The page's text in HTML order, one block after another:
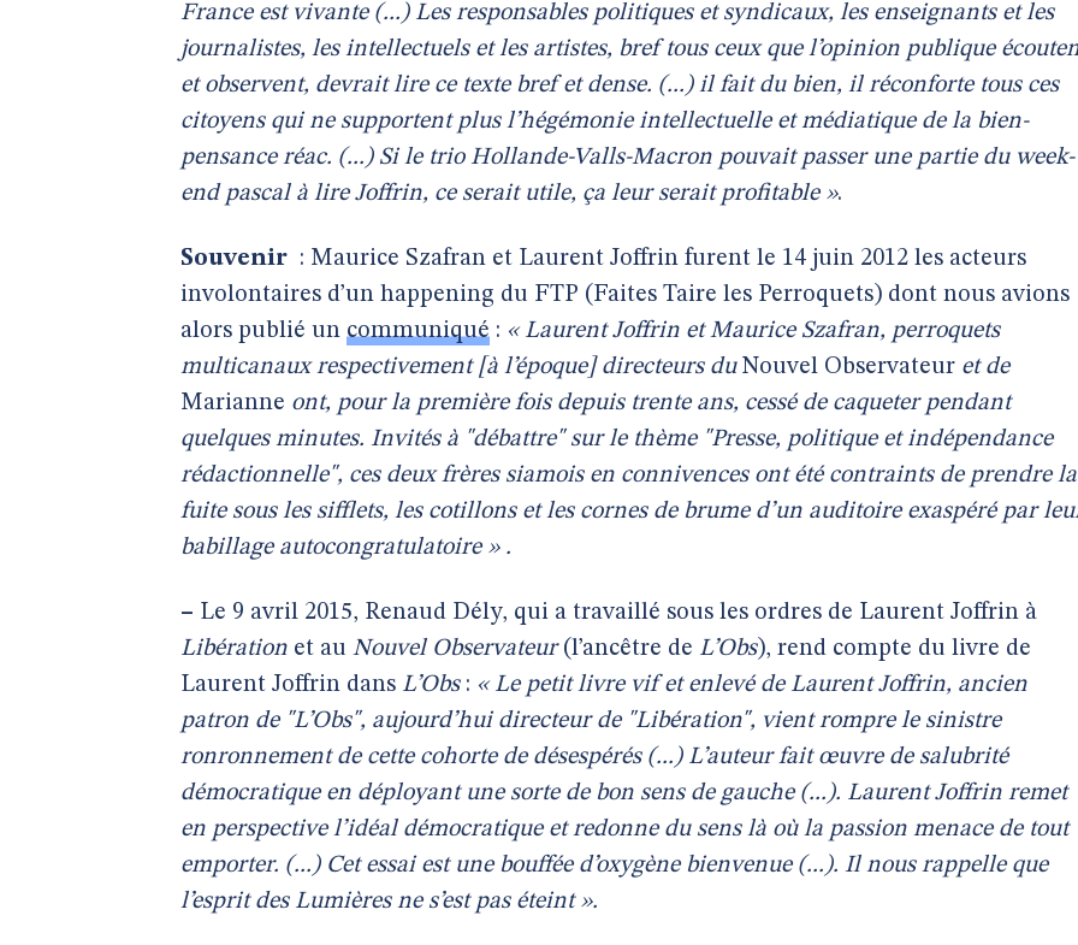
France est vivante (...) Les responsables politiques et syndicaux, les enseignants et les
journalistes, les intellectuels et les artistes, bref tous ceux que l’opinion publique
et observent, devrait lire ce texte bref et dense. (...) il fait du bien, il réconforte tous ces
citoyens qui ne supportent plus l’hégémonie intellectuelle et médiatique de la bien-
pensance réac. (...) Si le trio Hollande-Valls-Macron pouvait passer une partie du week-
end pascal à lire Joffrin, ce serait utile, ça leur serait profitable ».
Souvenir : Maurice Szafran et Laurent Joffrin furent le 14 juin 2012 les acteurs
involontaires d’un happening du FTP (Faites Taire les Perroquets) dont nous avions
alors publié un communiqué : « Laurent Joffrin et Maurice Szafran, perroquets
multicanaux respectivement [à l’époque] directeurs du Nouvel Observateur et de
Marianne ont, pour la première fois depuis trente ans, cessé de caqueter pendant
quelques minutes. Invités à "débattre" sur le thème "Presse, politique et indépendance
rédactionnelle", ces deux frères siamois en connivences ont été contraints de prendre la
fuite sous les sifflets, les cotillons et les cornes de brume d’un auditoire exaspéré par
babillage autocongratulatoire » .
– Le 9 avril 2015, Renaud Dély, qui a travaillé sous les ordres de Laurent Joffrin à
Libération et au Nouvel Observateur(l’ancêtre de L’Obs), rend compte du livre de
Laurent Joffrin dans L’Obs: « Le petit livre vif et enlevé de Laurent Joffrin, ancien
patron de "L’Obs", aujourd’hui directeur de "Libération", vient rompre le sinistre
ronronnement de cette cohorte de désespérés (...) L’auteur fait œuvre de salubrité
démocratique en déployant une sorte de bon sens de gauche (...). Laurent Joffrin remet
en perspective l’idéal démocratique et redonne du sens là où la passion menace de tout
emporter. (...) Cet essai est une bouffée d’oxygène bienvenue (...). Il nous rappelle que
l’esprit des Lumières ne s’est pas éteint ».